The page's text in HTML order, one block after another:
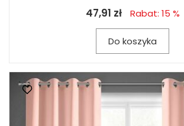
47,91 zł Rabat: 15 %
Do koszyka